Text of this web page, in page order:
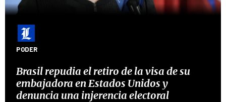
PODER
Brasil repudia el retiro de la visa de su
embajadora en Estados Unidos y
denuncia una injerencia electoral